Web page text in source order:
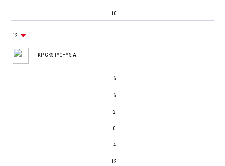
10
12.
KP GKS TYCHY S.A.
6
6
2
0
4
12